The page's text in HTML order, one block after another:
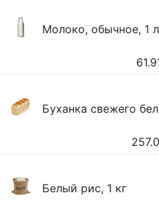
Молоко, обычное, 1
Буханка свежего
Белый рис, 1 кг